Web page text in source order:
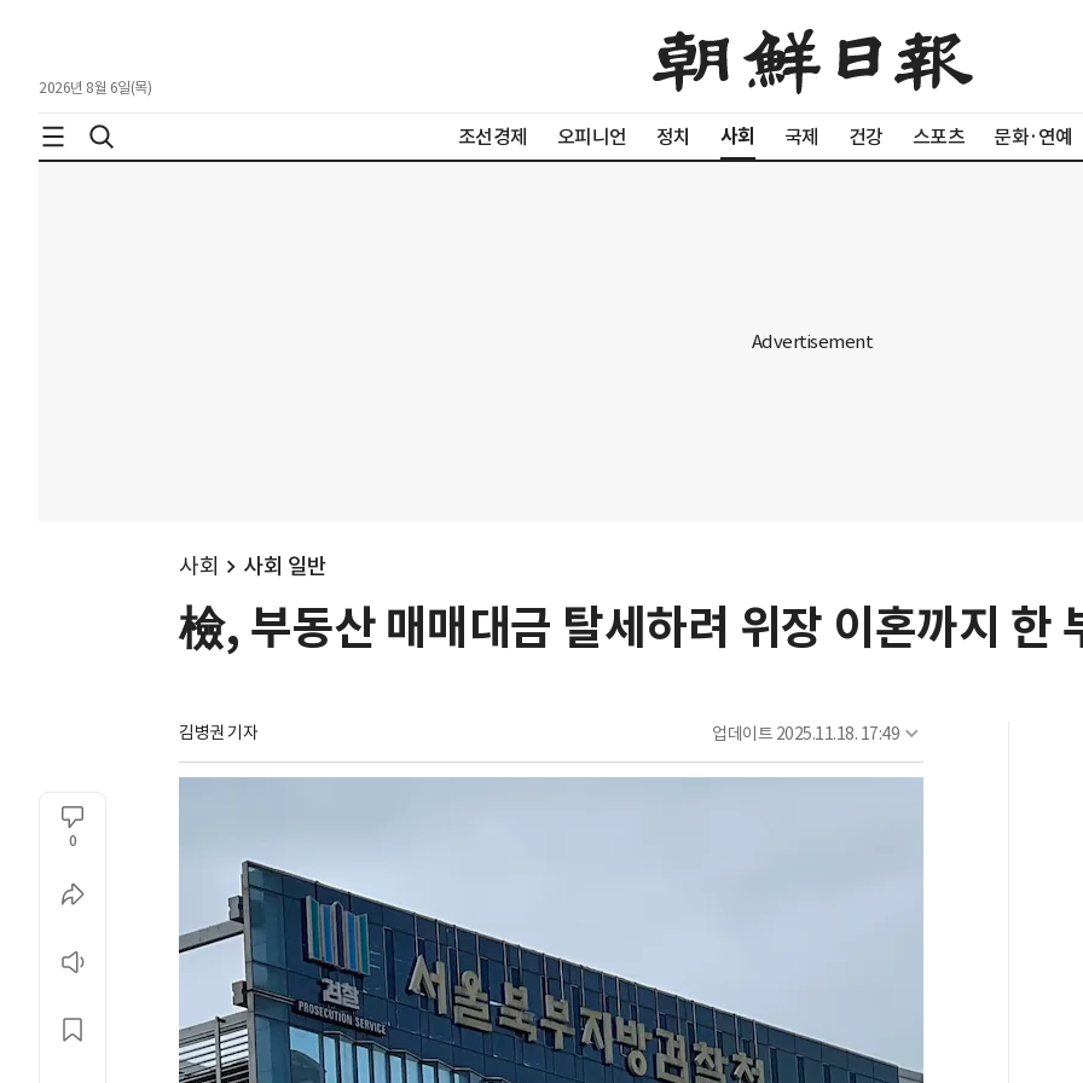
2026년 8월 6일(목)
조선경제 오피니언 정치 사회 국제 건강 스포츠 문화·연예
사회 사회 일반
檢, 부동산 매매대금 탈세하려 위장 이혼까지 한
김병권 기자 업데이트 2025.11.18. 17:49
0